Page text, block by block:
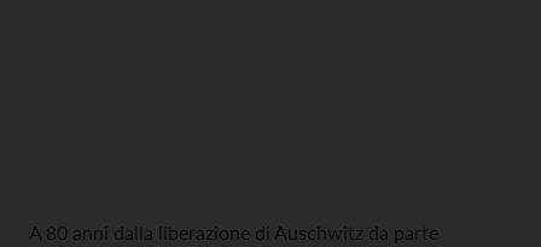
A 80 anni dalla liberazione di Auschwitz da parte